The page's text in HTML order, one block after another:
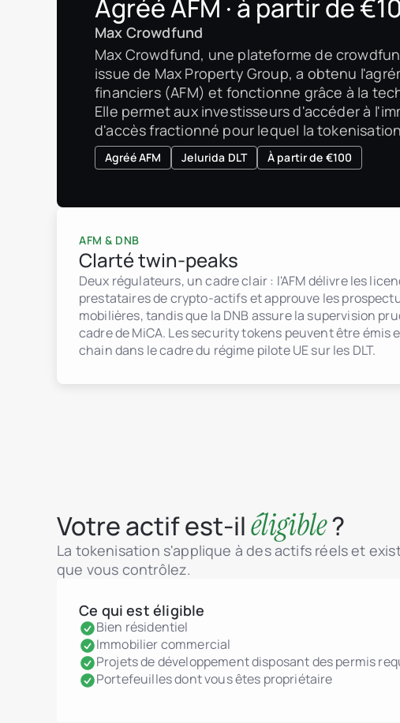
Agréé AFM · à partir de
Max Crowdfund
Max Crowdfund, une plateforme de
issue de Max Property Group, a obtenu
financiers (AFM) et fonctionne grâce à la
Elle permet aux investisseurs d'accéder à
d'accès fractionné pour lequel la
Agréé AFM Jelurida DLT À partir de €100
AFM & DNB
Clarté twin-peaks
Deux régulateurs, un cadre clair : l'AFM délivre les
prestataires de crypto-actifs et approuve les
mobilières, tandis que la DNB assure la supervision
cadre de MiCA. Les security tokens peuvent être émis
chain dans le cadre du régime pilote UE sur les DLT.
Votre actif est-iléligible?
La tokenisation s'applique à des actifs réels et
que vous contrôlez.
Ce qui est éligible
Bien résidentiel
Immobilier commercial
Projets de développement disposant des permis
Portefeuilles dont vous êtes propriétaire